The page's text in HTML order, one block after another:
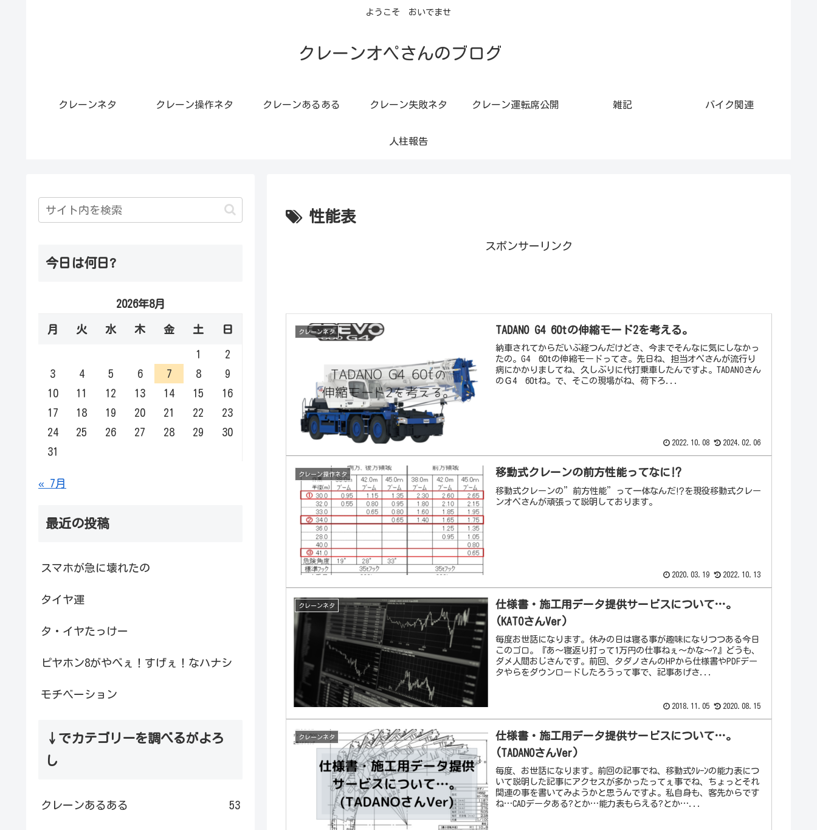
ようこそ おいでませ
クレーンオペさんのブログ
クレーンネタ クレーン操作ネタ クレーンあるある クレーン失敗ネタ クレーン運転席公開 雑記 バイク関連
人柱報告
性能表
スポンサーリンク
クレーンネタ TADANO G4 60tの伸縮モード2を考える。
納車されてからだいぶ経つんだけどさ、今までそんなに気にしなかっ
たの。G4 60tの伸縮モードってさ。先日ね、担当オペさんが流行り
病にかかりましてね、久しぶりに代打乗車したんですよ。TADANOさん
のＧ4 60tね。で、そこの現場がね、荷下ろ...
2022.10.08 2024.02.06
クレーン操作ネタ 移動式クレーンの前方性能ってなに⁉
移動式クレーンの”前方性能”って一体なんだ⁉を現役移動式クレー
ンオペさんが頑張って説明しております。
2020.03.19 2022.10.13
クレーンネタ
仕様書・施工用データ提供サービスについて…。
(KATOさんVer)
毎度お世話になります。休みの日は寝る事が趣味になりつつある今日
このゴロ。『あ～寝返り打って1万円の仕事ねぇ～かな～?』どうも、
ダメ人間おじさんです。前回、タダノさんのHPから仕様書やPDFデー
タやらをダウンロードしたろうって事で、記事あげさ...
2018.11.05 2020.08.15
クレーンネタ
仕様書・施工用データ提供サービスについて…。
(TADANOさんVer)
毎度、お世話になります。前回の記事でね、移動式ｸﾚｰﾝの能力表につ
いて説明した記事にアクセスが多かったってぇ事でね、ちょっとそれ
関連の事を書いてみようかと思うんですよ。私自身も、客先からです
ね…CADデータある?とか…能力表もらえる?とか…...
今日は何日?
2026年8月
月 火 水 木 金 土 日
1
2
3
4 5 6 7 8
9
10
11 12 13 14 15
16
17
18 19 20 21 22
23
24
25 26 27 28 29
30
31
« 7月
最近の投稿
スマホが急に壊れたの
タイヤ運
タ・イヤたっけー
ピヤホン8がやべぇ！すげぇ！なハナシ
モチベーション
↓でカテゴリーを調べるがよろ
し
クレーンあるある 53